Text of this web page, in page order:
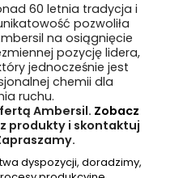
60 letnia tradycja i
pozwoliła
na osiągnięcie
pozycję lidera,
jednocześnie jest
chemii dla
ruchu.
Ambersil. Zobacz
produkty i skontaktuj
dyspozycji, doradzimy,